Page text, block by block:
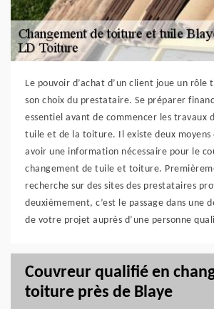
Le pouvoir d’achat d’un client joue un
son choix du prestataire. Se préparer
essentiel avant de commencer les travaux
tuile et de la toiture. Il existe deux moyens
avoir une information nécessaire pour le
changement de tuile et toiture.
recherche sur des sites des prestataires
deuxièmement, c’est le passage dans une
de votre projet auprès d’une personne
Couvreur qualifié en
toiture près de Blaye